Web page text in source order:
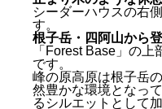
シーダーハウスの右
す。
根子岳・四阿山から
「Forest Base」の
です。
峰の原高原は根子岳
然豊かな環境となっ
るシルエットとして